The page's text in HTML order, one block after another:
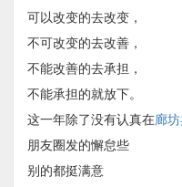
可以改变的去改变，
不可改变的去改善，
不能改善的去承担，
不能承担的就放下。
这一年除了没有认真在廊
朋友圈发的懈怠些
别的都挺满意